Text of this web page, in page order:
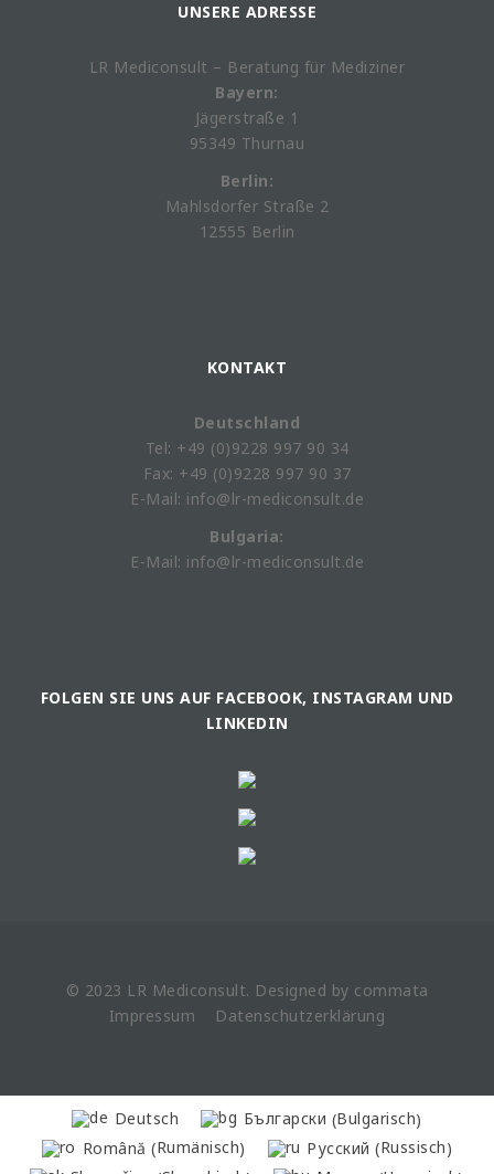
UNSERE ADRESSE
LR Mediconsult – Beratung für Mediziner
Bayern:
Jägerstraße 1
95349 Thurnau
Berlin:
Mahlsdorfer Straße 2
12555 Berlin
KONTAKT
Deutschland
Tel: +49 (0)9228 997 90 34
Fax: +49 (0)9228 997 90 37
E-Mail: info@lr-mediconsult.de
Bulgaria:
E-Mail: info@lr-mediconsult.de
FOLGEN SIE UNS AUF FACEBOOK, INSTAGRAM UND
LINKEDIN
© 2023 LR Mediconsult. Designed by commata
Impressum
Datenschutzerklärung
Deutsch Български (Bulgarisch)
Română (Rumänisch) Русский (Russisch)